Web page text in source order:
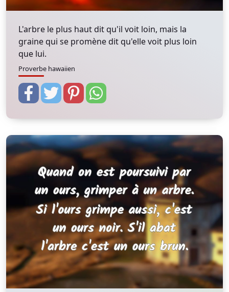
L'arbre le plus haut dit qu'il voit loin, mais la
graine qui se promène dit qu'elle voit plus loin
que lui.
Proverbe hawaiien